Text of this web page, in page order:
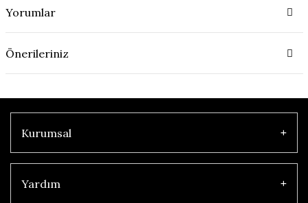
Yorumlar
Önerileriniz
Kurumsal
Yardım